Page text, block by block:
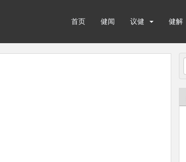
首页 健闻 议健 健解